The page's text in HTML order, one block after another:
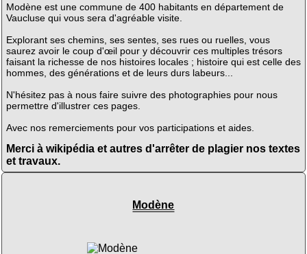
Modène est une commune de 400 habitants en département de
Vaucluse qui vous sera d'agréable visite.
Explorant ses chemins, ses sentes, ses rues ou ruelles, vous
saurez avoir le coup d'œil pour y découvrir ces multiples trésors
faisant la richesse de nos histoires locales ; histoire qui est celle des
hommes, des générations et de leurs durs labeurs...
N'hésitez pas à nous faire suivre des photographies pour nous
permettre d'illustrer ces pages.
Avec nos remerciements pour vos participations et aides.
Merci à wikipédia et autres d'arrêter de plagier nos textes
et travaux.
Modène